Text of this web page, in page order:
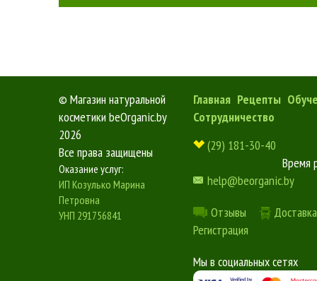
© Магазин натуральной
косметики beOrganic.by
2026
Все права защищены
Оказание услуг:
ИП Козулько Марина
Петровна
УНП 291756841
Главная Рецепты
Сотрудничество
(29) 181-30-40
Время
help@beorganic.by
Отзывы
Регистрация
Мы в социальных сетях